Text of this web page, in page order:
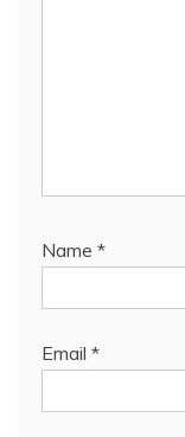
Name *
Email *